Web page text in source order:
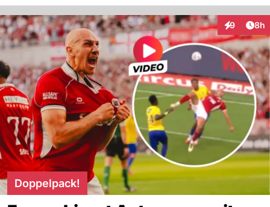
9 8h
Doppelpack!